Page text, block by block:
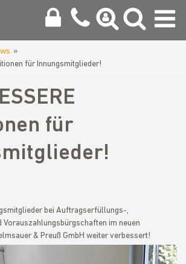
für Innungsmitglieder!
für
bei Auftragserfüllungs-,
im neuen
& Preuß GmbH weiter verbessert!